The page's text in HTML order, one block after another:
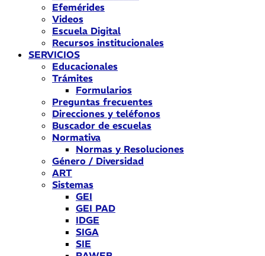
Efemérides
Videos
Escuela Digital
Recursos institucionales
SERVICIOS
Educacionales
Trámites
Formularios
Preguntas frecuentes
Direcciones y teléfonos
Buscador de escuelas
Normativa
Normas y Resoluciones
Género / Diversidad
ART
Sistemas
GEI
GEI PAD
IDGE
SIGA
SIE